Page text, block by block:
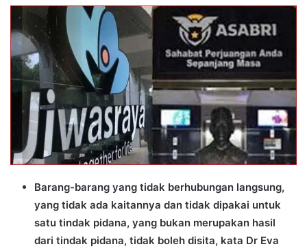
email
Barang-barang yang tidak berhubungan langsung,
yang tidak ada kaitannya dan tidak dipakai untuk
satu tindak pidana, yang bukan merupakan hasil
dari tindak pidana, tidak boleh disita, kata Dr Eva